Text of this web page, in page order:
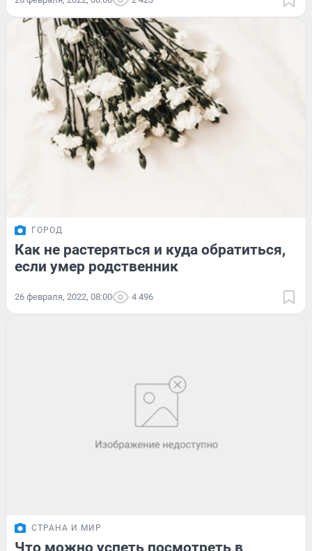
ГОРОД
Как не растеряться и куда обратиться,
если умер родственник
26 февраля, 2022, 08:00 4 496
СТРАНА И МИР
Что можно успеть посмотреть в